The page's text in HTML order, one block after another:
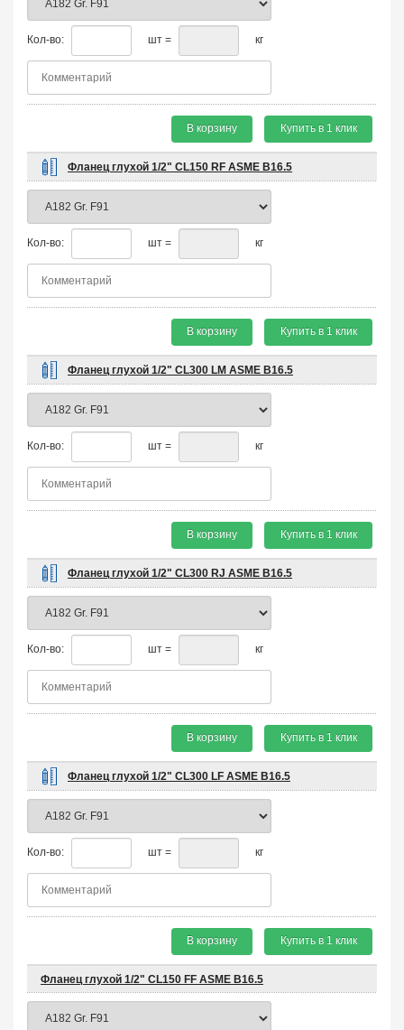
Кол-во: шт = кг
В корзину Купить в 1 клик
Фланец глухой 1/2" CL150 RF ASME B16.5
Кол-во: шт = кг
В корзину Купить в 1 клик
Фланец глухой 1/2" CL300 LM ASME B16.5
Кол-во: шт = кг
В корзину Купить в 1 клик
Фланец глухой 1/2" CL300 RJ ASME B16.5
Кол-во: шт = кг
В корзину Купить в 1 клик
Фланец глухой 1/2" CL300 LF ASME B16.5
Кол-во: шт = кг
В корзину Купить в 1 клик
Фланец глухой 1/2" CL150 FF ASME B16.5